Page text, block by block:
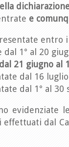
e
entro
1° al 20
21 giugno al
dal 16 luglio
dal 1° al 30
evidenziate
dal